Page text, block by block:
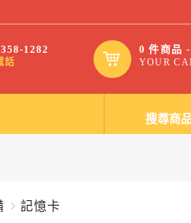
1282
話
0 件商品
YOUR
記憶卡